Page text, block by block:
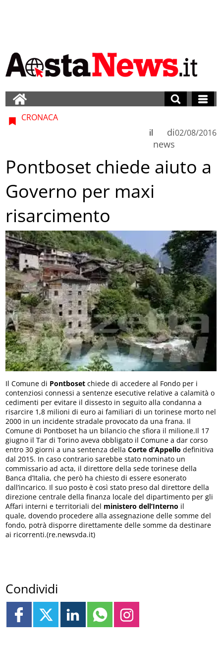
CRONACA
di
news
il 02/08/2016
Pontboset chiede aiuto a
Governo per maxi
risarcimento
Il Comune di Pontboset chiede di accedere al Fondo per i
contenziosi connessi a sentenze esecutive relative a calamità o
cedimenti per evitare il dissesto in seguito alla condanna a
risarcire 1,8 milioni di euro ai familiari di un torinese morto nel
2000 in un incidente stradale provocato da una frana. Il
Comune di Pontboset ha un bilancio che sfiora il milione.Il 17
giugno il Tar di Torino aveva obbligato il Comune a dar corso
entro 30 giorni a una sentenza della Corte d’Appello definitiva
dal 2015. In caso contrario sarebbe stato nominato un
commissario ad acta, il direttore della sede torinese della
Banca d’Italia, che però ha chiesto di essere esonerato
dall’incarico. Il suo posto è così stato preso dal direttore della
direzione centrale della finanza locale del dipartimento per gli
Affari interni e territoriali del ministero dell’Interno il
quale, dovendo procedere alla assegnazione delle somme del
fondo, potrà disporre direttamente delle somme da destinare
ai ricorrenti.(re.newsvda.it)
Condividi